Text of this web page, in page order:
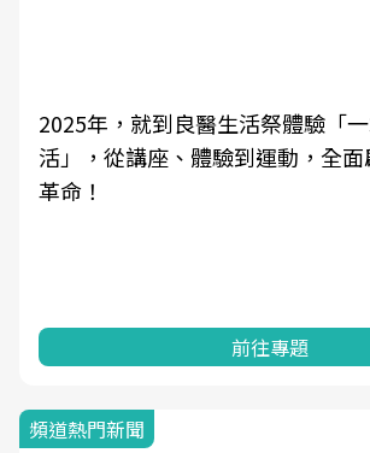
2025年，就到良醫生活祭體驗「
活」，從講座、體驗到運動，全
革命！
前往專題
頻道熱門新聞